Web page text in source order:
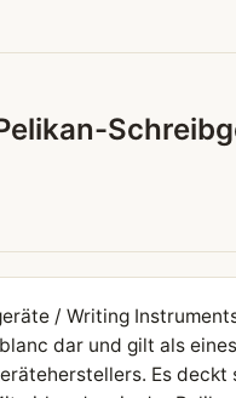
/ Writing
dar und gilt als
Es deckt